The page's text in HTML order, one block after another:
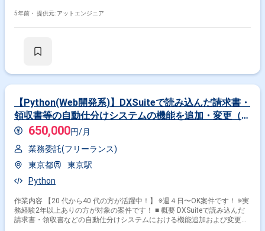
5年前・ 提供元: アットエンジニア
【Python(Web開発系)】DXSuiteで読み込んだ請求書・
領収書等の自動仕分けシステムの機能を追加・変更（週
4日以上稼働可能な方にぴったり・20代〜40代活躍
650,000円/月
業務委託(フリーランス)
東京都
東京駅
Python
作業内容 【20 代から40 代の方が活躍中！】 ※週４日〜OK案件です！ ※実
務経験2年以上ありの方が対象の案件です！ ■ 概要 DXSuiteで読み込んだ
請求書・領収書などの自動仕分けシステムにおける機能追加および変更を